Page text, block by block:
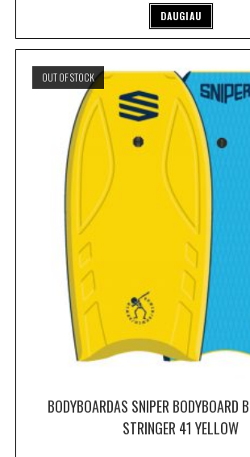
DAUGIAU
OUT OF STOCK
BODYBOARDAS SNIPER BODYBOARD
STRINGER 41 YELLOW